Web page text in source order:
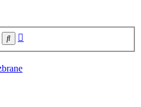
Hľadať